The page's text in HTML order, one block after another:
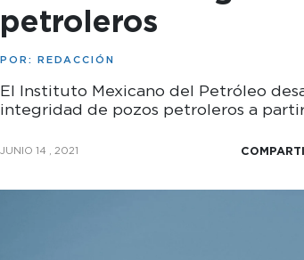
petroleros
POR: REDACCIÓN
El Instituto Mexicano del Petróleo
integridad de pozos petroleros a
JUNIO 14 , 2021